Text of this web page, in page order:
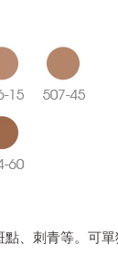
、刺青等。可單